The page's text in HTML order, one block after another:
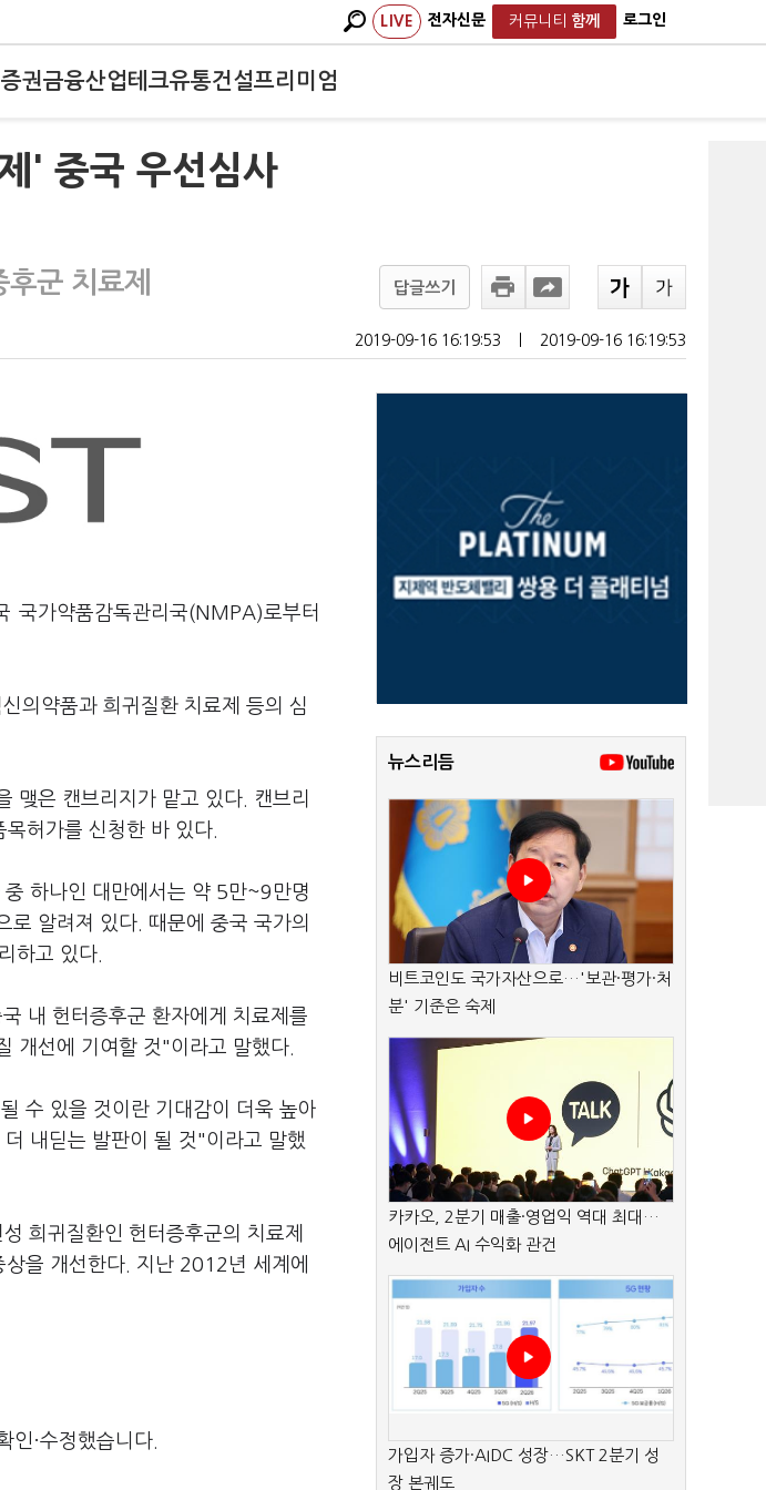
LIVE 전자신문 커뮤니티 함께 로그인
증권금융산업테크유통건설프리미엄
' 중국 우선심사
군 치료제 답글쓰기
2019-09-16 16:19:53 2019-09-16 16:19:53
국가약품감독관리국(NMPA)로부터
의약품과 희귀질환 치료제 등의 심
맺은 캔브리지가 맡고 있다. 캔브리
허가를 신청한 바 있다.
하나인 대만에서는 약 5만~9만명
알려져 있다. 때문에 중국 국가의
하고 있다.
내 헌터증후군 환자에게 치료제를
개선에 기여할 것"이라고 말했다.
수 있을 것이란 기대감이 더욱 높아
내딛는 발판이 될 것"이라고 말했
희귀질환인 헌터증후군의 치료제
을 개선한다. 지난 2012년 세계에
인·수정했습니다.
뉴스리듬
비트코인도 국가자산으로…'보관·평가·처
분' 기준은 숙제
카카오, 2분기 매출·영업익 역대 최대…
에이전트 AI 수익화 관건
가입자 증가·AIDC 성장…SKT 2분기 성
장 본궤도